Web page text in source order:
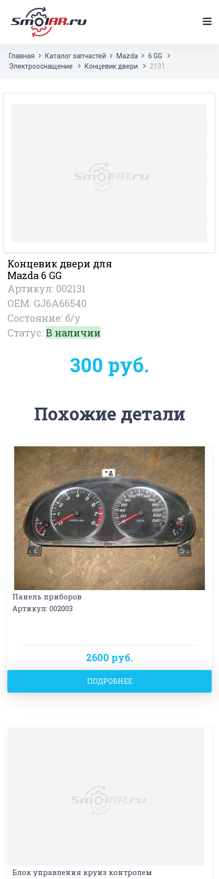
Главная Каталог запчастей Mazda
6 GG
Электрооснащение
Концевик двери 2131
Концевик двери для
Mazda 6 GG
Артикул: 002131
OEM: GJ6A66540
Состояние: б/у
Статус: В наличии
300 руб.
Похожие детали
Панель приборов
Артикул: 002003
2600 руб.
ПОДРОБНЕЕ
Блок управления круиз контролем